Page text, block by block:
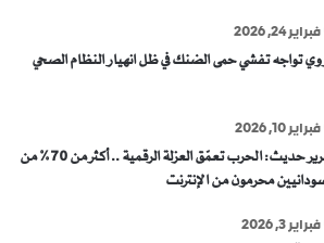
فبراير 24, 2026
تواجه تفشي حمى الضنك في ظل انهيار النظام الصحي
فبراير 10, 2026
تقرير حديث: الحرب تعمّق العزلة الرقمية .. أكثر من 70% من
محرمون من الإنترنت
فبراير 3, 2026